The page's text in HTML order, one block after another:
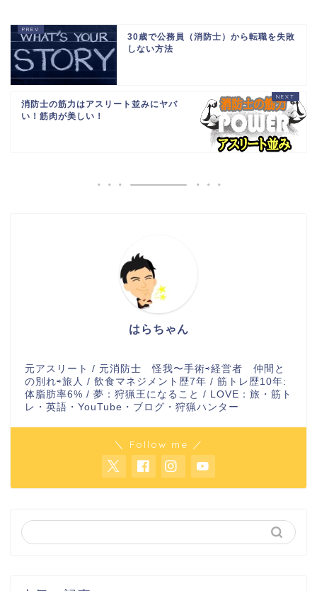
30歳で公務員（消防士）から転職を失敗
しない方法
消防士の筋力はアスリート並みにヤバ
い！筋肉が美しい！
はらちゃん
元アスリート / 元消防士 怪我〜手術⇨経営者 仲間と
の別れ⇨旅人 / 飲食マネジメント歴7年 / 筋トレ歴10年:
体脂肪率6% / 夢：狩猟王になること / LOVE：旅・筋ト
レ・英語・YouTube・ブログ・狩猟ハンター
＼ Follow me ／